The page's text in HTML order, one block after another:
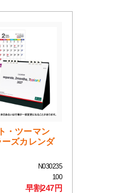
・ツーマン
ーズカレンダ
N030235
100
早割247円